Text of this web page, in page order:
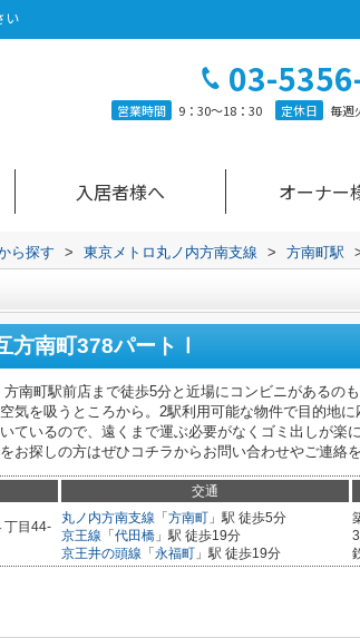
い
03-
営業時間 9：30～18：30 定休日 毎週
入居者様へ オーナー
ら探す > 東京メトロ丸ノ内方南支線 > 方南町駅
方南町378パートⅠ
南町駅前店まで徒歩5分と近場にコンビニがあるの
気を吸うところから。2駅利用可能な物件で目的地
ているので、遠くまで運ぶ必要がなくゴミ出しが楽
お探しの方はぜひコチラからお問い合わせやご連絡を
交通
丁目44-
丸ノ内方南支線 「 方南町 」駅 徒歩5分
京王線 「 代田橋 」駅 徒歩19分
京王井の頭線 「 永福町 」駅 徒歩19分